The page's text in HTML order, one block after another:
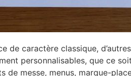
caractère classique,
personnalisables, que ce
messe, menus, marque-